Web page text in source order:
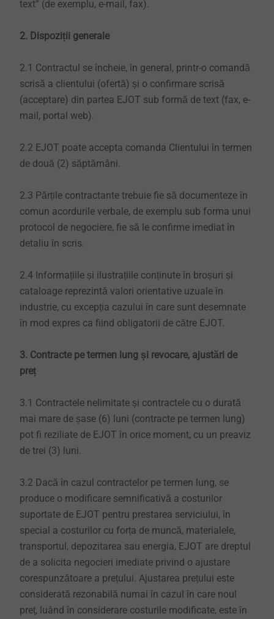
text” (de exemplu, e-mail, fax).
2. Dispoziții generale
2.1 Contractul se încheie, în general, printr-o comandă
scrisă a clientului (ofertă) și o confirmare scrisă
(acceptare) din partea EJOT sub formă de text (fax, e-
mail, portal web).
2.2 EJOT poate accepta comanda Clientului în termen
de două (2) săptămâni.
2.3 Părțile contractante trebuie fie să documenteze în
comun acordurile verbale, de exemplu sub forma unui
protocol de negociere, fie să le confirme imediat în
detaliu în scris.
2.4 Informațiile și ilustrațiile conținute în broșuri și
cataloage reprezintă valori orientative uzuale în
industrie, cu excepția cazului în care sunt desemnate
în mod expres ca fiind obligatorii de către EJOT.
3. Contracte pe termen lung și revocare, ajustări de
preț
3.1 Contractele nelimitate și contractele cu o durată
mai mare de șase (6) luni (contracte pe termen lung)
pot fi reziliate de EJOT în orice moment, cu un preaviz
de trei (3) luni.
3.2 Dacă în cazul contractelor pe termen lung, se
produce o modificare semnificativă a costurilor
suportate de EJOT pentru prestarea serviciului, în
special a costurilor cu forța de muncă, materialele,
transportul, depozitarea sau energia, EJOT are dreptul
de a solicita negocieri imediate privind o ajustare
corespunzătoare a prețului. Ajustarea prețului este
considerată rezonabilă numai în cazul în care noul
preț, luând în considerare costurile modificate, este în